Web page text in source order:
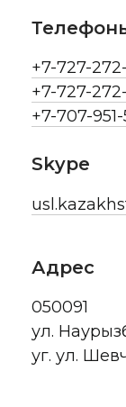
Адрес
050091
ул.
уг. ул.
+7-727-
+7-727-
+7-707-951-
Skype